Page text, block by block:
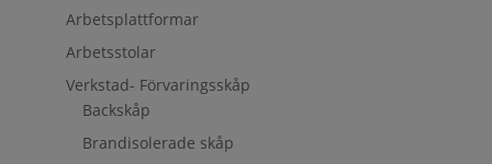
Arbetsplattformar
Arbetsstolar
Verkstad- Förvaringsskåp
Backskåp
Brandisolerade skåp